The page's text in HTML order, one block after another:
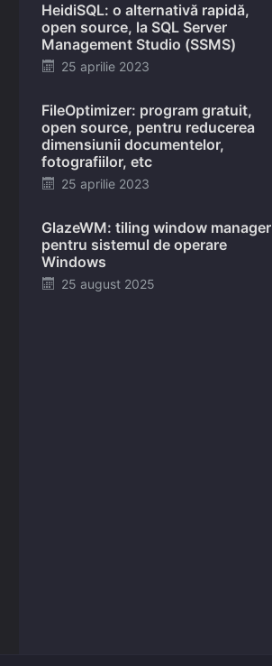
HeidiSQL: o alternativă rapidă,
open source, la SQL Server
Management Studio (SSMS)
Posted
25 aprilie 2023
FileOptimizer: program gratuit,
open source, pentru reducerea
dimensiunii documentelor,
fotografiilor, etc
Posted
25 aprilie 2023
GlazeWM: tiling window manager
pentru sistemul de operare
Windows
Posted
25 august 2025